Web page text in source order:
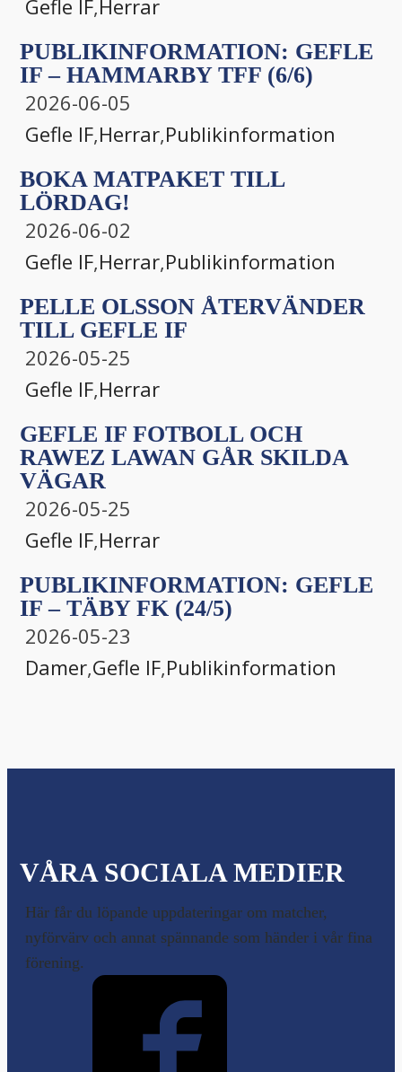
Gefle IF,Herrar
PUBLIKINFORMATION: GEFLE
IF – HAMMARBY TFF (6/6)
2026-06-05
Gefle IF,Herrar,Publikinformation
BOKA MATPAKET TILL
LÖRDAG!
2026-06-02
Gefle IF,Herrar,Publikinformation
PELLE OLSSON ÅTERVÄNDER
TILL GEFLE IF
2026-05-25
Gefle IF,Herrar
GEFLE IF FOTBOLL OCH
RAWEZ LAWAN GÅR SKILDA
VÄGAR
2026-05-25
Gefle IF,Herrar
PUBLIKINFORMATION: GEFLE
IF – TÄBY FK (24/5)
2026-05-23
Damer,Gefle IF,Publikinformation
VÅRA SOCIALA MEDIER
Här får du löpande uppdateringar om matcher,
nyförvärv och annat spännande som händer i vår fina
förening.